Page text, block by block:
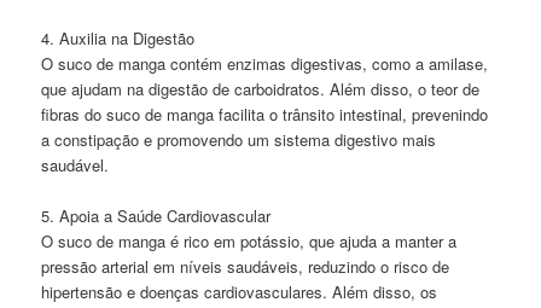
4. Auxilia na Digestão
O suco de manga contém enzimas digestivas, como a amilase,
que ajudam na digestão de carboidratos. Além disso, o teor de
fibras do suco de manga facilita o trânsito intestinal, prevenindo
a constipação e promovendo um sistema digestivo mais
saudável.
5. Apoia a Saúde Cardiovascular
O suco de manga é rico em potássio, que ajuda a manter a
pressão arterial em níveis saudáveis, reduzindo o risco de
hipertensão e doenças cardiovasculares. Além disso, os